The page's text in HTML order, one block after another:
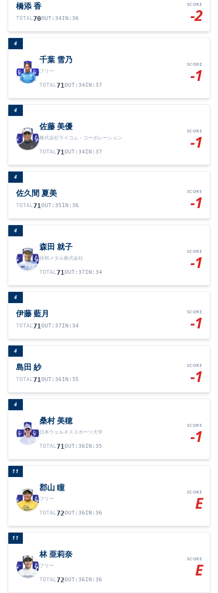
橋添 香
TOTAL70OUT: 34IN : 36
SCORE
-2
4
千葉 雪乃
フリー
TOTAL71 OUT: 34IN : 37
SCORE
-1
4
佐藤 美優
株式会社ライコム・コーポレーション
TOTAL71 OUT: 34IN : 37
SCORE
-1
4
佐久間 夏美
TOTAL71 OUT: 35IN : 36
SCORE
-1
4
森田 就子
扶和メタル株式会社
TOTAL71 OUT: 37IN : 34
SCORE
-1
4
伊藤 藍月
TOTAL71 OUT: 37IN : 34
SCORE
-1
4
島田 紗
TOTAL71 OUT: 36IN : 35
SCORE
-1
4
桑村 美穂
日本ウェルネススポーツ大学
TOTAL71 OUT: 36IN : 35
SCORE
-1
11
郡山 瞳
フリー
TOTAL72OUT: 36IN : 36
SCORE
E
11
林 亜莉奈
フリー
TOTAL72OUT: 36IN : 36
SCORE
E